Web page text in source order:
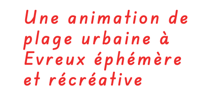
Une animation de
plage urbaine à
Evreux éphémère
et récréative